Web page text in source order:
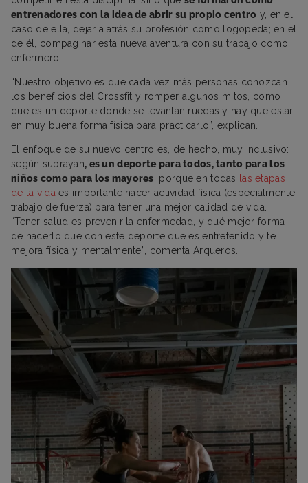
entrenadores con la idea de abrir su propio centro y, en el
caso de ella, dejar a atrás su profesión como logopeda; en el
de él, compaginar esta nueva aventura con su trabajo como
enfermero.
“Nuestro objetivo es que cada vez más personas conozcan
los beneficios del Crossfit y romper algunos mitos, como
que es un deporte donde se levantan ruedas y hay que estar
en muy buena forma física para practicarlo”, explican.
El enfoque de su nuevo centro es, de hecho, muy inclusivo:
según subrayan, es un deporte para todos, tanto para los
niños como para los mayores , porque en todas las etapas
de la vidaes importante hacer actividad física (especialmente
trabajo de fuerza) para tener una mejor calidad de vida.
“Tener salud es prevenir la enfermedad, y qué mejor forma
de hacerlo que con este deporte que es entretenido y te
mejora física y mentalmente”, comenta Arqueros.